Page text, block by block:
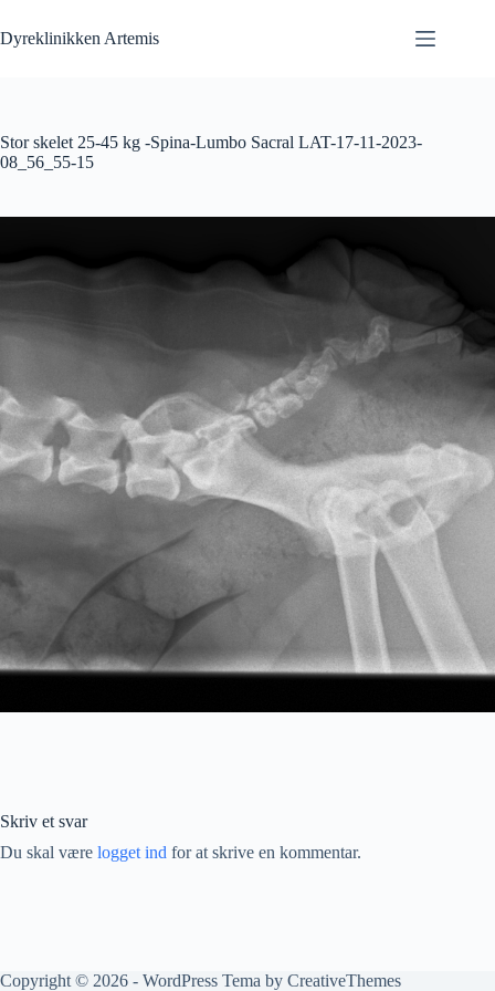
til
indhold
Dyreklinikken Artemis
Stor skelet 25-45 kg -Spina-Lumbo Sacral LAT-17-11-2023-
08_56_55-15
Skriv et svar
Du skal være logget ind for at skrive en kommentar.
Copyright © 2026 - WordPress Tema by CreativeThemes